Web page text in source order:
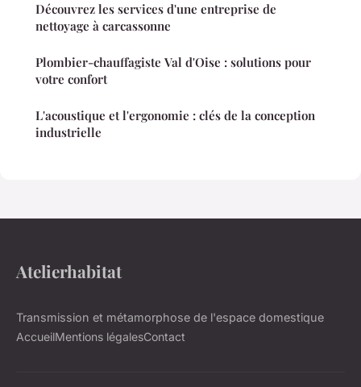
Découvrez les services d'une entreprise de
nettoyage à carcassonne
Plombier-chauffagiste Val d'Oise : solutions pour
votre confort
L'acoustique et l'ergonomie : clés de la conception
industrielle
Atelierhabitat
Transmission et métamorphose de l'espace domestique
AccueilMentions légalesContact